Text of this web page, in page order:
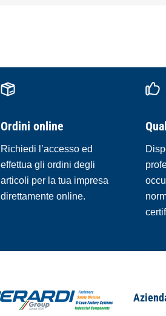
Ordini online
Richiedi l’accesso ed
effettua gli ordini degli
articoli per la tua impresa
direttamente online.